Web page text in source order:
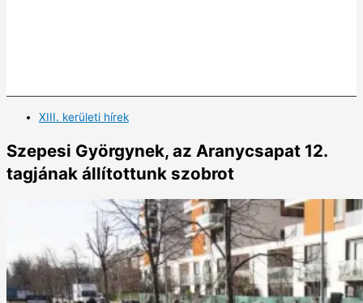
XIII. kerületi hírek
Szepesi Györgynek, az Aranycsapat 12.
tagjának állítottunk szobrot